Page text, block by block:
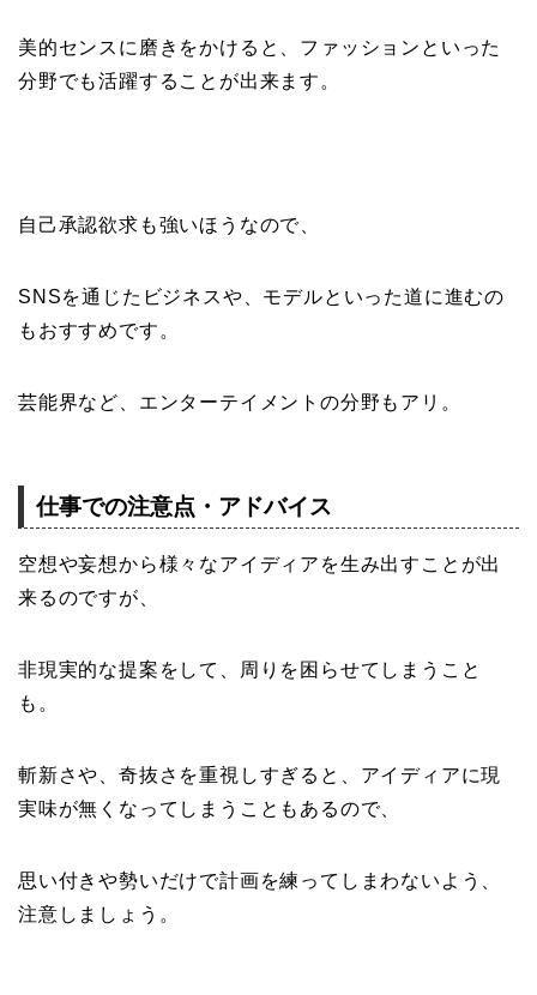
美的センスに磨きをかけると、ファッションといった
分野でも活躍することが出来ます。
自己承認欲求も強いほうなので、
SNSを通じたビジネスや、モデルといった道に進むの
もおすすめです。
芸能界など、エンターテイメントの分野もアリ。
仕事での注意点・アドバイス
空想や妄想から様々なアイディアを生み出すことが出
来るのですが、
非現実的な提案をして、周りを困らせてしまうこと
も。
斬新さや、奇抜さを重視しすぎると、アイディアに現
実味が無くなってしまうこともあるので、
思い付きや勢いだけで計画を練ってしまわないよう、
注意しましょう。